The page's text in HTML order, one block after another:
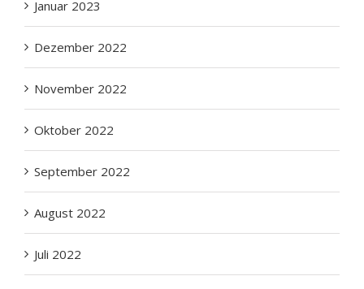
Dezember 2022
November 2022
Oktober 2022
September 2022
August 2022
Juli 2022
Juni 2022